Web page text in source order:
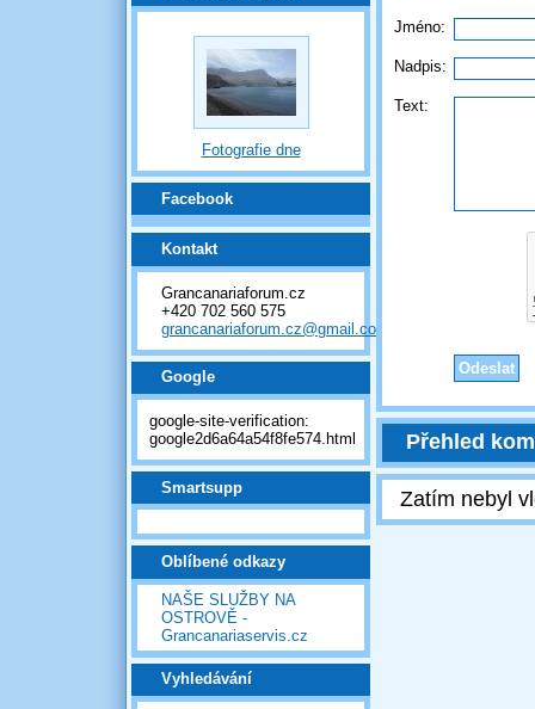
Fotografie dne
Facebook
Kontakt
Grancanariaforum.cz
+420 702 560 575
grancanariaforum.cz@gmail.com
Google
google-site-verification:
google2d6a64a54f8fe574.html
Smartsupp
Oblíbené odkazy
NAŠE SLUŽBY NA
OSTROVĚ -
Grancanariaservis.cz
Vyhledávání
Jméno:
Nadpis:
Text:
Přehled
Zatím nebyl